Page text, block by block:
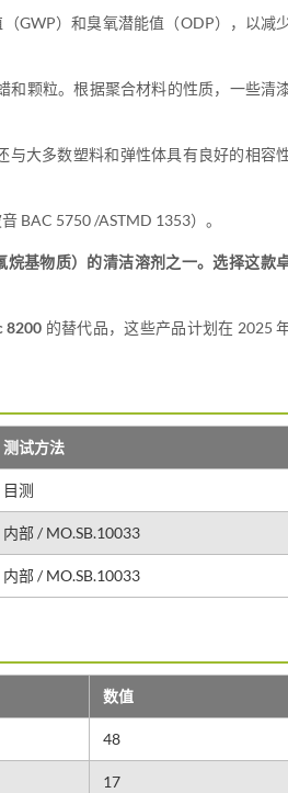
GWP）和臭氧潜能值（ODP），以减
和颗粒。根据聚合材料的性质，一些清
大多数塑料和弹性体具有良好的相容
BAC 5750 /ASTMD 1353）。
烷基物质）的清洁溶剂之一。选择这款
8200 的替代品，这些产品计划在 2025
测试方法
目测
内部 / MO.SB.10033
内部 / MO.SB.10033
数值
48
17